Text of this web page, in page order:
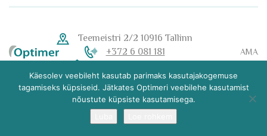
Teemeistri 2/2 10916 Tallinn
+372 6 081 181
AMA
Käesolev veebileht kasutab parimaks kasutajakogemuse
tagamiseks küpsiseid. Jätkates Optimeri veebilehe kasutamist
nõustute küpsiste kasutamisega.